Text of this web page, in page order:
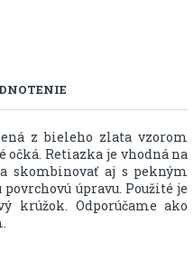
z bieleho zlata vzorom
Retiazka je vhodná na
skombinovať aj s pekným
úpravu. Použité je
krúžok. Odporúčame ako